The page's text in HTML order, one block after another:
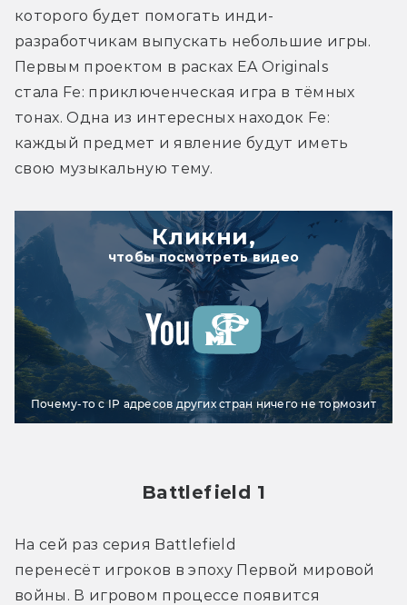
которого будет помогать инди-
разработчикам выпускать небольшие игры.
Первым проектом в расках EA Originals
стала Fe: приключенческая игра в тёмных
тонах. Одна из интересных находок Fe:
каждый предмет и явление будут иметь
свою музыкальную тему.
Кликни,
чтобы посмотреть видео
Почему-то с IP адресов других стран ничего не тормозит
Battlefield 1
На сей раз серия Battlefield
перенесёт игроков в эпоху Первой мировой
войны. В игровом процессе появится